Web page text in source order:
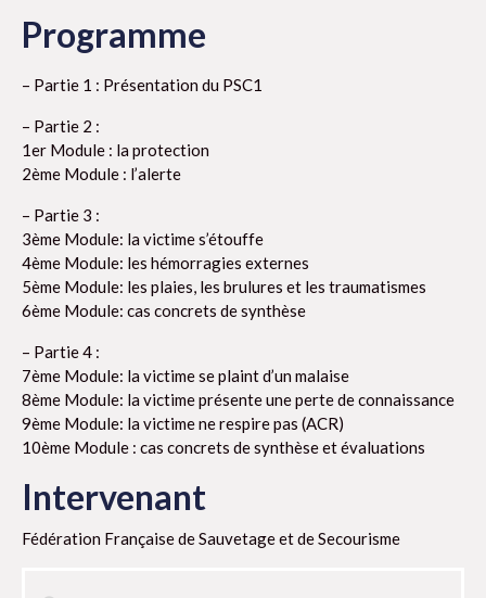
Programme
– Partie 1 : Présentation du PSC1
– Partie 2 :
1er Module : la protection
2ème Module : l’alerte
– Partie 3 :
3ème Module: la victime s’étouffe
4ème Module: les hémorragies externes
5ème Module: les plaies, les brulures et les traumatismes
6ème Module: cas concrets de synthèse
– Partie 4 :
7ème Module: la victime se plaint d’un malaise
8ème Module: la victime présente une perte de connaissance
9ème Module: la victime ne respire pas (ACR)
10ème Module : cas concrets de synthèse et évaluations
Intervenant
Fédération Française de Sauvetage et de Secourisme